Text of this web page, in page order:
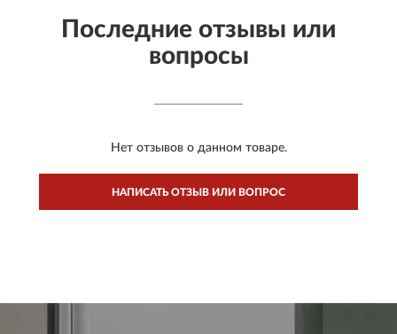
Последние отзывы или
вопросы
Нет отзывов о данном товаре.
НАПИСАТЬ ОТЗЫВ ИЛИ ВОПРОС